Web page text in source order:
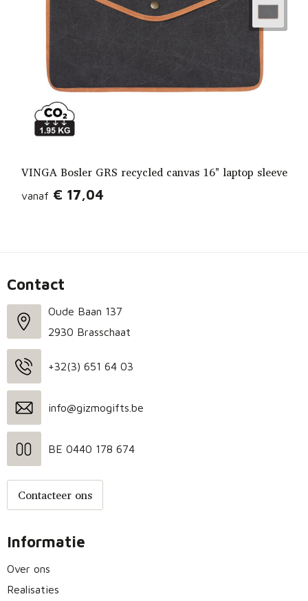
VINGA Bosler GRS recycled canvas 16" laptop sleeve
vanaf € 17,04
Contact
Oude Baan 137
2930 Brasschaat
+32(3) 651 64 03
info@gizmogifts.be
BE 0440 178 674
Contacteer ons
Informatie
Over ons
Realisaties